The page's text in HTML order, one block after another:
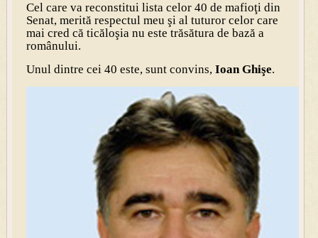
Cel care va reconstitui lista celor 40 de mafioţi din
Senat, merită respectul meu şi al tuturor celor care
mai cred că ticăloşia nu este trăsătura de bază a
românului.
Unul dintre cei 40 este, sunt convins, Ioan Ghişe.